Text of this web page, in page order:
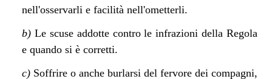
nell'osservarli e facilità nell'ometterli.
b) Le scuse addotte contro le infrazioni della Regola
e quando si è corretti.
c) Soffrire o anche burlarsi del fervore dei compagni,